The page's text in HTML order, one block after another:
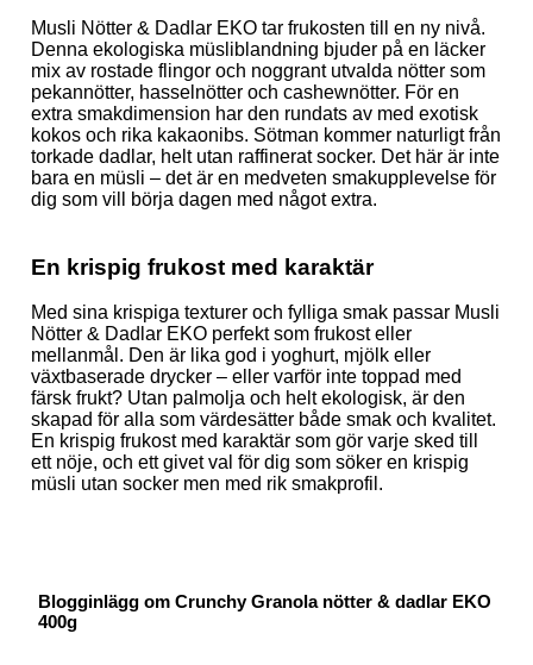
Musli Nötter & Dadlar EKO tar frukosten till en ny nivå.
Denna ekologiska müsliblandning bjuder på en läcker
mix av rostade flingor och noggrant utvalda nötter som
pekannötter, hasselnötter och cashewnötter. För en
extra smakdimension har den rundats av med exotisk
kokos och rika kakaonibs. Sötman kommer naturligt från
torkade dadlar, helt utan raffinerat socker. Det här är inte
bara en müsli – det är en medveten smakupplevelse för
dig som vill börja dagen med något extra.
En krispig frukost med karaktär
Med sina krispiga texturer och fylliga smak passar Musli
Nötter & Dadlar EKO perfekt som frukost eller
mellanmål. Den är lika god i yoghurt, mjölk eller
växtbaserade drycker – eller varför inte toppad med
färsk frukt? Utan palmolja och helt ekologisk, är den
skapad för alla som värdesätter både smak och kvalitet.
En krispig frukost med karaktär som gör varje sked till
ett nöje, och ett givet val för dig som söker en krispig
müsli utan socker men med rik smakprofil.
Blogginlägg om Crunchy Granola nötter & dadlar EKO
400g